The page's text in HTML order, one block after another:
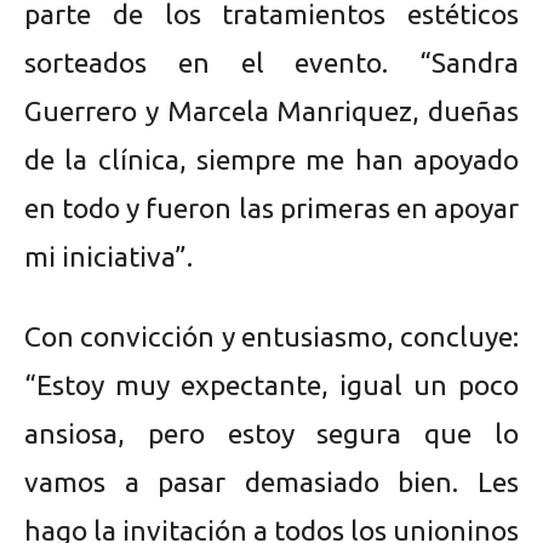
parte de los tratamientos estéticos
sorteados en el evento. “Sandra
Guerrero y Marcela Manriquez, dueñas
de la clínica, siempre me han apoyado
en todo y fueron las primeras en apoyar
mi iniciativa”.
Con convicción y entusiasmo, concluye:
“Estoy muy expectante, igual un poco
ansiosa, pero estoy segura que lo
vamos a pasar demasiado bien. Les
hago la invitación a todos los unioninos